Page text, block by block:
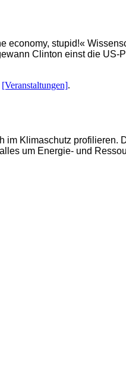
economy, stupid!«
Clinton einst die
[Veranstaltungen].
im Klimaschutz
um Energie- und